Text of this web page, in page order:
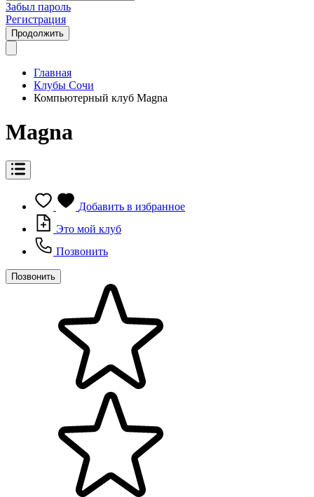
Забыл пароль
Регистрация
Продолжить
Главная
Клубы Сочи
Компьютерный клуб Magna
Magna
Добавить в избранное
Это мой клуб
Позвонить
Позвонить